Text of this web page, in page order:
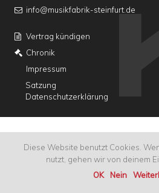
info@musikfabrik-steinfurt.de
Vertrag kündigen
Chronik
Impressum
Satzung
Datenschutzerklärung
Diese Website benutzt Cookies.
nutzt, gehen wir von deinem
OK
Nein